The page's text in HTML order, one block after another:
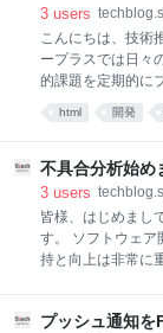
じました。 知ろう
コマンド/機能で
のではと思いま
る」まだ知らなか
便利機能／設定／
Command + Shift
3 users
こんにちは、技術
ープラスでは日々
的課題を定期的に
イトなどをHTML
が、iframeはフレ
渡すことができま
APIを使わずiframe
を採用し、機能
たします。 背景
のサービスは、基
html 開発
不具合分析始
3 users
皆様、はじめまし
す。 ソフトウェア
持と向上は非常に
れた品質管理チー
プッシュ通知